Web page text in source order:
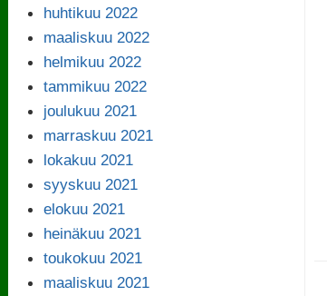
huhtikuu 2022
maaliskuu 2022
helmikuu 2022
tammikuu 2022
joulukuu 2021
marraskuu 2021
lokakuu 2021
syyskuu 2021
elokuu 2021
heinäkuu 2021
toukokuu 2021
maaliskuu 2021